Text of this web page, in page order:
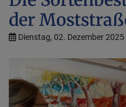
der
Dienstag, 02. Dezember 2025